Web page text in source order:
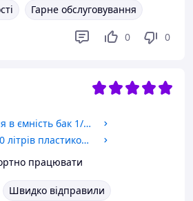
Гарне обслуговування
0 0
Штуцер для врізання в ємність бак 1/2" дюйма з підтискною контргайкою пластиковий. Врізка для бака, резервуар.
Ємність для води 300 літрів пластикова вертикальна харчова двошарова. Бак, бочка, резервуар 300 літрів.
працювати
Швидко відправили